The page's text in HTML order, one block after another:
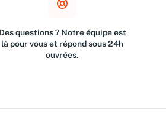
Des questions ? Notre équipe est
là pour vous et répond sous 24h
ouvrées.